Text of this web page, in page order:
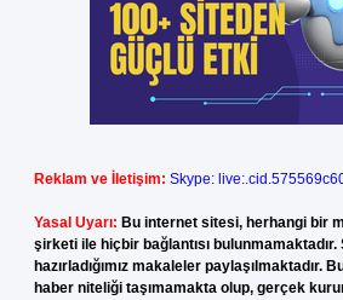
Reklam ve İletişim: Skype:
Yasal Uyarı: Bu internet sitesi, herhangi bir
şirketi ile hiçbir bağlantısı bulunmamaktadır.
hazırladığımız makaleler paylaşılmaktadır.
haber niteliği taşımamakta olup, gerçek